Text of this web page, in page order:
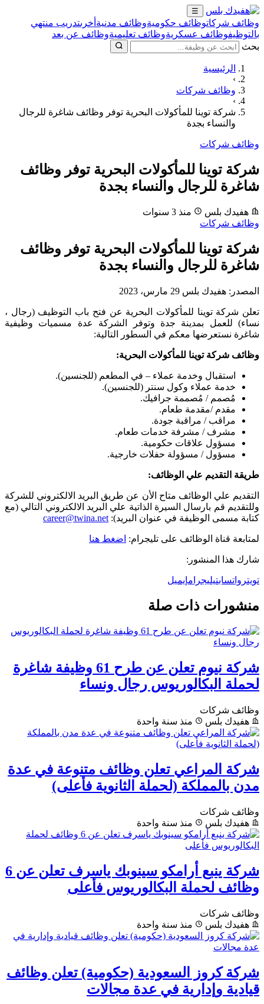
☰
وظائف شركاتوظائف حكوميةوظائف مدنية أخرىتدريب منتهي
بالتوظيفوظائف عسكريةوظائف تعليميةوظائف عن بعد
بحث
الرئيسية
›
وظائف شركات
›
شركة توينا للمأكولات البحرية توفر وظائف شاغرة للرجال
والنساء بجدة
وظائف شركات
شركة توينا للمأكولات البحرية توفر وظائف
شاغرة للرجال والنساء بجدة
هفيدك بلس
منذ 3 سنوات
وظائف شركات
شركة توينا للمأكولات البحرية توفر وظائف
شاغرة للرجال والنساء بجدة
المصدر: هفيدك بلس 29 مارس، 2023
تعلن شركة توينا للمأكولات البحرية عن فتح باب التوظيف (رجال ،
نساء) للعمل بمدينة جدة وتوفر الشركة عدة مسميات وظيفية
شاغرة نستعرضها معكم في السطور التالية:
وظائف شركة توينا للمأكولات البحرية:
استقبال وخدمة عملاء – في المطعم (للجنسين).
خدمة عملاء وكول سنتر (للجنسين).
مُصمم / مُصممة جرافيك.
مقدم /مقدمة طعام.
مراقب / مراقبة جودة.
مشرف / مشرفة خدمات طعام.
مسؤول علاقات حكومية.
مسؤول / مسؤولة حفلات خارجية.
طريقة التقديم علي الوظائف:
التقديم علي الوظائف متاح الأن عن طريق البريد الالكتروني للشركة
وللتقديم قم بارسال السيرة الذاتية علي البريد الالكتروني التالي (مع
كتابة مسمى الوظيفة في عنوان البريد): career@twina.net
لمتابعة قناة الوظائف على تليجرام: اضغط هنا
شارك هذا المنشور:
تويتر واتسابتيليجرامإيميل
منشورات ذات صلة
شركة نيوم تعلن عن طرح 61 وظيفة شاغرة
لحملة البكالوريوس رجال ونساء
وظائف شركات
هفيدك بلس
منذ سنة واحدة
شركة المراعي تعلن وظائف متنوعة في عدة
مدن بالمملكة (لحملة الثانوية فأعلى)
وظائف شركات
هفيدك بلس
منذ سنة واحدة
شركة ينبع أرامكو سينوبك ياسرف تعلن عن 6
وظائف لحملة البكالوريوس فأعلى
وظائف شركات
هفيدك بلس
منذ سنة واحدة
شركة كروز السعودية (حكومية) تعلن وظائف
قيادية وإدارية في عدة مجالات